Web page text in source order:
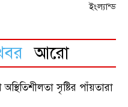
ইংল্যান্ড
আরো
সৃষ্টির পাঁয়তারা